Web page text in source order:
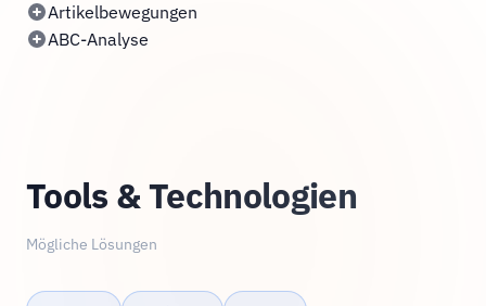
Artikelbewegungen
ABC-Analyse
Tools & Technologien
Mögliche Lösungen